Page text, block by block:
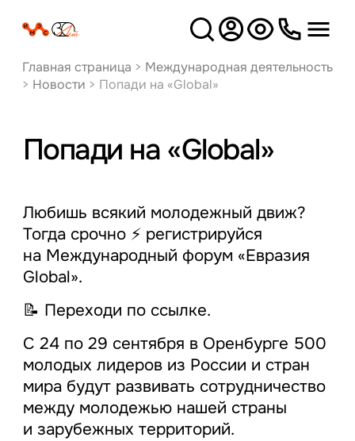
Версия
для слабовидящих
Главная страница > Международная деятельность
> Новости > Попади на «Global»
Попади на «Global»
Любишь всякий молодежный движ?
Тогда срочно ⚡ регистрируйся
на Международный форум «Евразия
Global».
📝 Переходи по ссылке.
С 24 по 29 сентября в Оренбурге 500
молодых лидеров из России и стран
мира будут развивать сотрудничество
между молодежью нашей страны
и зарубежных территорий.